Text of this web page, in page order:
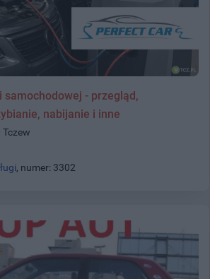
- przegląd,
nabijanie i inne
Tczew
, numer: 3302